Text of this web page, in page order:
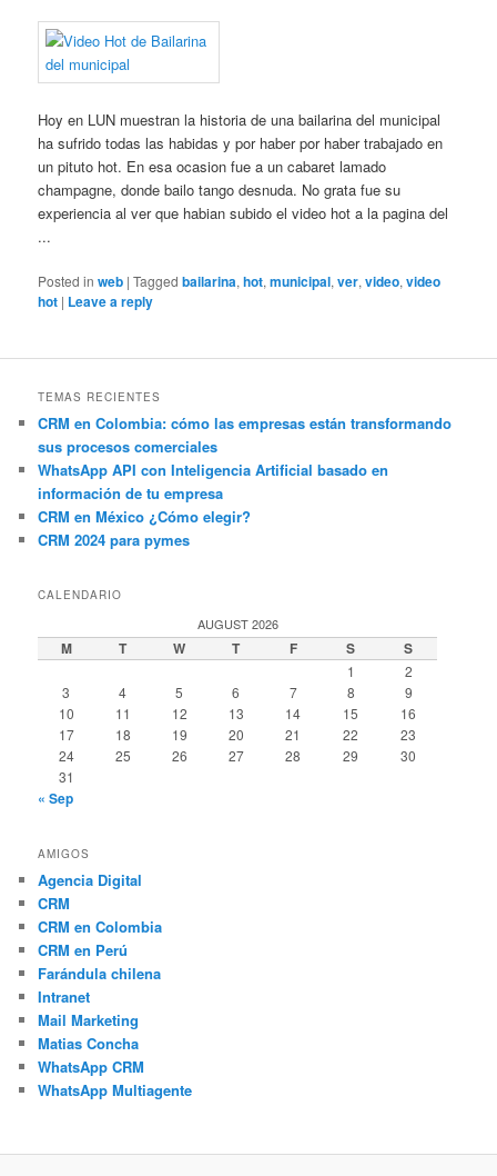
Hoy en LUN muestran la historia de una bailarina del municipal
ha sufrido todas las habidas y por haber por haber trabajado en
un pituto hot. En esa ocasion fue a un cabaret lamado
champagne, donde bailo tango desnuda. No grata fue su
experiencia al ver que habian subido el video hot a la pagina del
...
Posted in web |Tagged bailarina,hot,municipal,ver,video,video
hot | Leave a reply
TEMAS RECIENTES
CRM en Colombia: cómo las empresas están transformando
sus procesos comerciales
WhatsApp API con Inteligencia Artificial basado en
información de tu empresa
CRM en México ¿Cómo elegir?
CRM 2024 para pymes
CALENDARIO
AUGUST 2026
M T W T F S S
1
2
3
4 5 6 7 8
9
10
11 12 13 14 15
16
17
18 19 20 21 22
23
24
25 26 27 28 29
30
31
« Sep
AMIGOS
Agencia Digital
CRM
CRM en Colombia
CRM en Perú
Farándula chilena
Intranet
Mail Marketing
Matias Concha
WhatsApp CRM
WhatsApp Multiagente